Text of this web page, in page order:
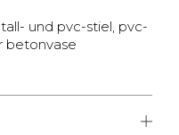
und pvc-stiel, pvc-
betonvase